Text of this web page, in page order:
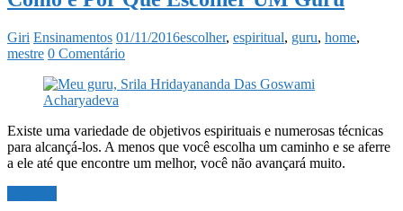
Giri Ensinamentos 01/11/2016escolher, espiritual, guru, home,
mestre 0 Comentário
Existe uma variedade de objetivos espirituais e numerosas técnicas
para alcançá-los. A menos que você escolha um caminho e se aferre
a ele até que encontre um melhor, você não avançará muito.